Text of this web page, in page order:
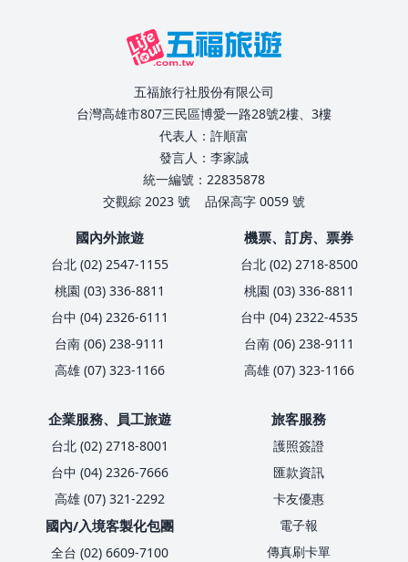
五福旅行社股份有限公司
台灣高雄市807三民區博愛一路28號2樓、3樓
代表人：許順富
發言人：李家誠
統一編號：22835878
交觀綜 2023 號
品保高字 0059 號
國內外旅遊
台北 (02) 2547-1155
桃園 (03) 336-8811
台中 (04) 2326-6111
台南 (06) 238-9111
高雄 (07) 323-1166
機票、訂房、票券
台北 (02) 2718-8500
桃園 (03) 336-8811
台中 (04) 2322-4535
台南 (06) 238-9111
高雄 (07) 323-1166
企業服務、員工旅遊
台北 (02) 2718-8001
台中 (04) 2326-7666
高雄 (07) 321-2292
國內/入境客製化包團
全台 (02) 6609-7100
旅客服務
護照簽證
匯款資訊
卡友優惠
電子報
傳真刷卡單